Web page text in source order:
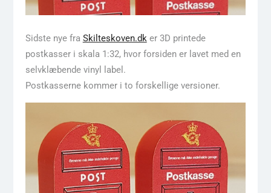
Sidste nye fra Skilteskoven.dker 3D printede
postkasser i skala 1:32, hvor forsiden er lavet med en
selvklæbende vinyl label.
Postkasserne kommer i to forskellige versioner.